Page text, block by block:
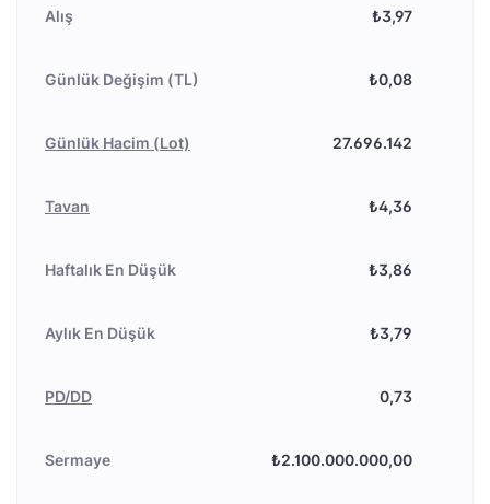
Alış ₺3,97
Günlük Değişim (TL) ₺0,08
Günlük Hacim (Lot) 27.696.142
Tavan ₺4,36
Haftalık En Düşük ₺3,86
Aylık En Düşük ₺3,79
PD/DD 0,73
Sermaye ₺2.100.000.000,00